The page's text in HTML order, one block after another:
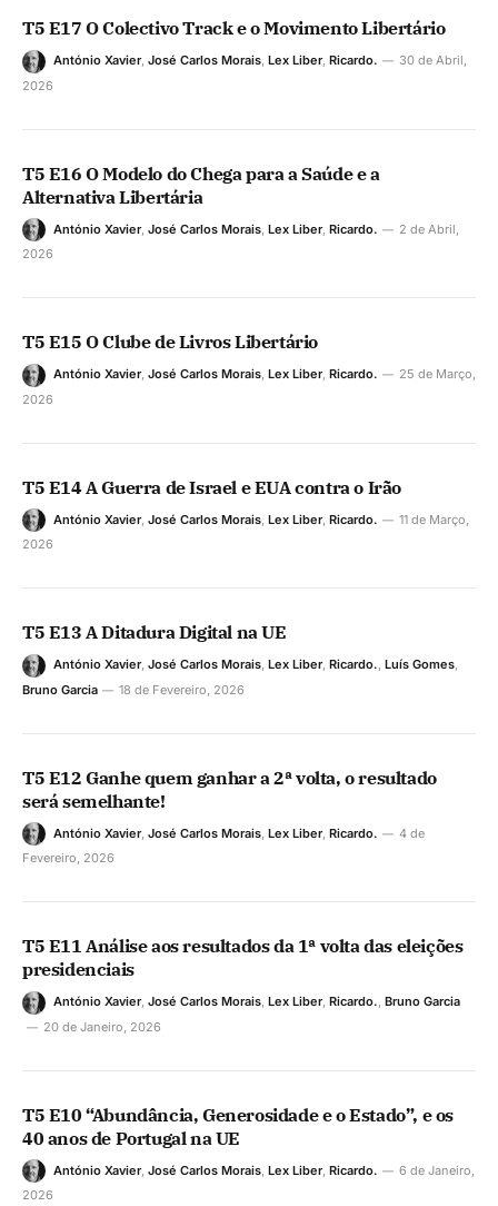
T5 E17 O Colectivo Track e o Movimento Libertário
António Xavier, José Carlos Morais, Lex Liber, Ricardo.
30 de Abril,
2026
T5 E16 O Modelo do Chega para a Saúde e a
Alternativa Libertária
António Xavier, José Carlos Morais Lex Liber, Ricardo.
2 de Abril,
2026
T5 E15 O Clube de Livros Libertário
António Xavier, José Carlos Morais, Lex Liber, Ricardo.
25 de Março,
2026
T5 E14 A Guerra de Israel e EUA contra o Irão
António Xavier, José Carlos Morais Lex Liber, Ricardo.
11 de Março,
2026
T5 E13 A Ditadura Digital na UE
António Xavier, José Carlos Morais, Lex Liber, Ricardo., Luís Gomes,
Bruno Garcia
18 de Fevereiro, 2026
T5 E12 Ganhe quem ganhar a 2ª volta, o resultado
será semelhante!
António Xavier, José Carlos Morais Lex Liber, Ricardo.
4 de
Fevereiro, 2026
T5 E11 Análise aos resultados da 1ª volta das eleições
presidenciais
António Xavier, José Carlos Morais, Lex Liber, Ricardo., Bruno Garcia
20 de Janeiro, 2026
T5 E10 “Abundância, Generosidade e o Estado”, e os
40 anos de Portugal na UE
António Xavier, José Carlos Morais Lex Liber, Ricardo.
6 de Janeiro,
2026